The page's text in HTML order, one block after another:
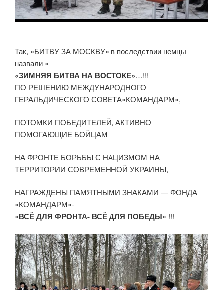
Так, «БИТВУ ЗА МОСКВУ» в последствии немцы
назвали «
«ЗИМНЯЯ БИТВА НА ВОСТОКЕ»…!!!
ПО РЕШЕНИЮ МЕЖДУНАРОДНОГО
ГЕРАЛЬДИЧЕСКОГО СОВЕТА»КОМАНДАРМ»,
ПОТОМКИ ПОБЕДИТЕЛЕЙ, АКТИВНО
ПОМОГАЮЩИЕ БОЙЦАМ
НА ФРОНТЕ БОРЬБЫ С НАЦИЗМОМ НА
ТЕРРИТОРИИ СОВРЕМЕННОЙ УКРАИНЫ,
НАГРАЖДЕНЫ ПАМЯТНЫМИ ЗНАКАМИ — ФОНДА
«КОМАНДАРМ»-
«ВСЁ ДЛЯ ФРОНТА- ВСЁ ДЛЯ ПОБЕДЫ» !!!